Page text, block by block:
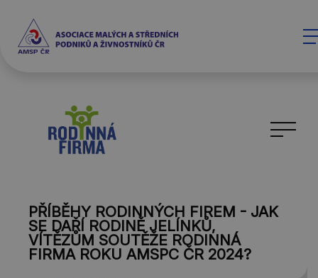
PŘÍBĚHY RODINNÝCH FIREM - JAK
SE DAŘÍ RODINĚ JELÍNKŮ,
VÍTĚZŮM SOUTĚŽE RODINNÁ
FIRMA ROKU AMSPC ČR 2024?